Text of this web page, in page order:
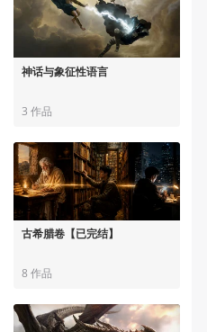
神话与象征性语言
3 作品
古希腊卷【已完结】
8 作品